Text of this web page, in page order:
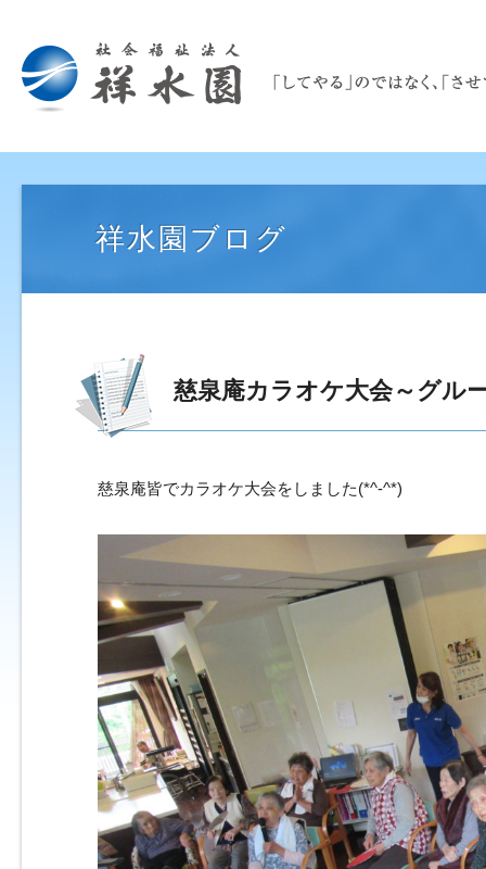
祥水園ブログ
慈泉庵カラオケ大会～グル
慈泉庵皆でカラオケ大会をしました(*^-^*)